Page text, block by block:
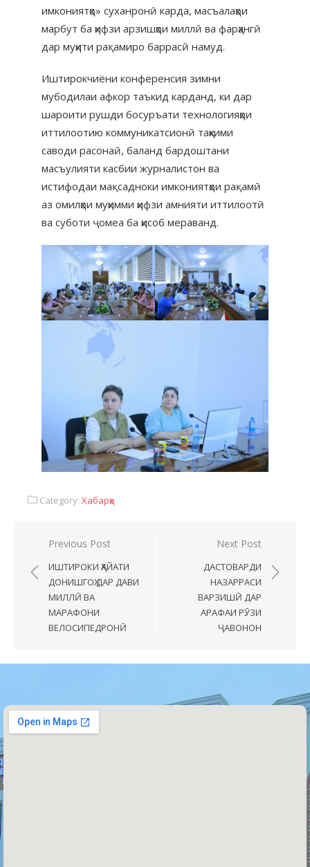
имкониятҳо» суханронӣ карда, масъалаҳои
марбут ба ҳифзи арзишҳои миллӣ ва фарҳангӣ
дар муҳити рақамиро баррасӣ намуд.
Иштирокчиёни конференсия зимни
мубодилаи афкор таъкид карданд, ки дар
шароити рушди босуръати технологияҳои
иттилоотию коммуникатсионӣ таҳкими
саводи расонаӣ, баланд бардоштани
масъулияти касбии журналистон ва
истифодаи мақсадноки имкониятҳои рақамӣ
аз омилҳои муҳимми ҳифзи амнияти иттилоотӣ
ва суботи ҷомеа ба ҳисоб мераванд.
Category: Хабарҳо
Previous Post
ИШТИРОКИ ҲАЙАТИ
ДОНИШГОҲ ДАР ДАВИ
МИЛЛӢ ВА
МАРАФОНИ
ВЕЛОСИПЕДРОНӢ
Next Post
ДАСТОВАРДИ
НАЗАРРАСИ
ВАРЗИШӢ ДАР
АРАФАИ РӮЗИ
ҶАВОНОН